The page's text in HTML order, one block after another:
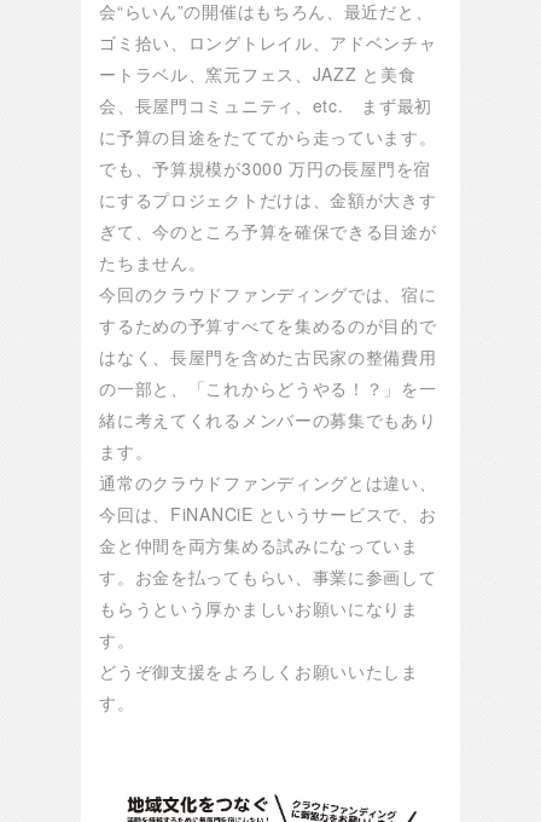
会“らいん”の開催はもちろん、最近だと、
ゴミ拾い、ロングトレイル、アドベンチャ
ートラベル、窯元フェス、JAZZ と美食
会、長屋門コミュニティ、etc. まず最初
に予算の目途をたててから走っています。
でも、予算規模が3000 万円の長屋門を宿
にするプロジェクトだけは、金額が大きす
ぎて、今のところ予算を確保できる目途が
たちません。
今回のクラウドファンディングでは、宿に
するための予算すべてを集めるのが目的で
はなく、長屋門を含めた古民家の整備費用
の一部と、「これからどうやる！？」を一
緒に考えてくれるメンバーの募集でもあり
ます。
通常のクラウドファンディングとは違い、
今回は、FiNANCiE というサービスで、お
金と仲間を両方集める試みになっていま
す。お金を払ってもらい、事業に参画して
もらうという厚かましいお願いになりま
す。
どうぞ御支援をよろしくお願いいたしま
す。